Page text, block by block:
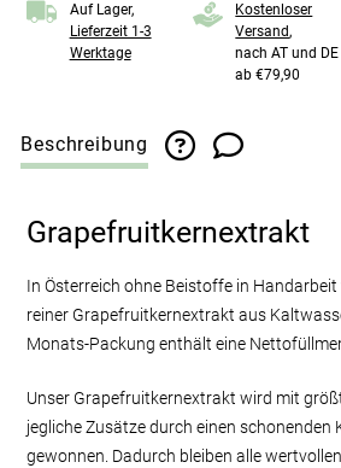
Auf Lager,
Lieferzeit 1-3
Werktage
Kostenloser
Versand,
nach AT und DE
ab €79,90
Beschreibung
Grapefruitkernextrakt
In Österreich ohne Beistoffe in
reiner Grapefruitkernextrakt aus
Monats-Packung enthält eine
Unser Grapefruitkernextrakt wird mit
jegliche Zusätze durch einen schonenden
gewonnen. Dadurch bleiben alle